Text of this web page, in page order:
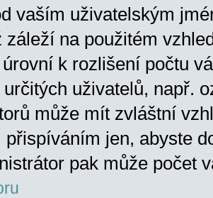
vaším uživatelským
záleží na použitém
úrovní k rozlišení počtu
uživatelů, např.
může mít zvláštní
přispíváním jen, abyste
pak může počet